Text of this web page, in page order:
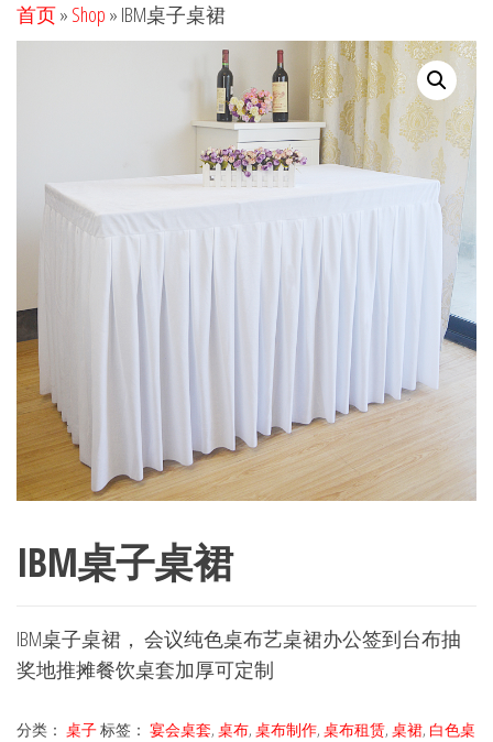
首页» Shop » IBM桌子桌裙
IBM桌子桌裙
IBM桌子桌裙， 会议纯色桌布艺桌裙办公签到台布抽
奖地推摊餐饮桌套加厚可定制
分类： 桌子标签： 宴会桌套, 桌布, 桌布制作, 桌布租赁, 桌裙, 白色桌